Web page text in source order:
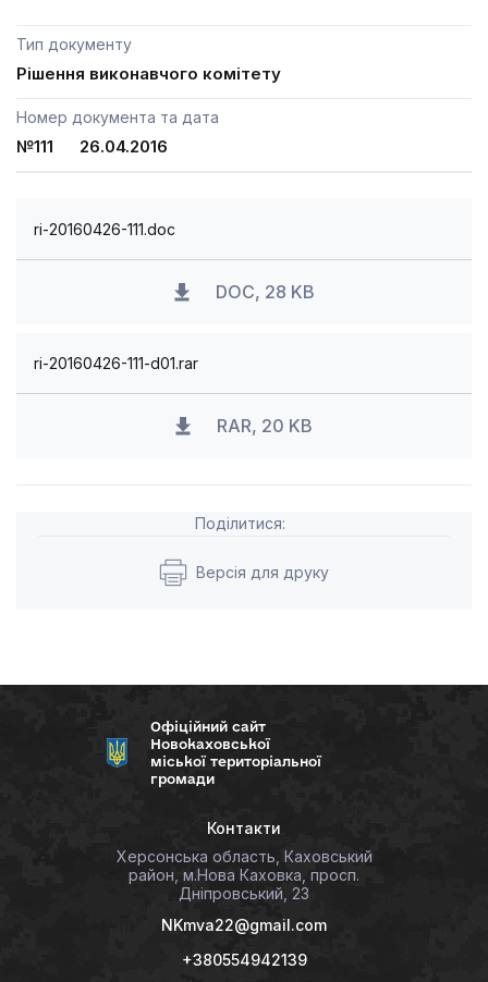
Тип документу
Рішення виконавчого комітету
Номер документа та дата
№111 26.04.2016
ri-20160426-111.doc
DOC, 28 KB
ri-20160426-111-d01.rar
RAR, 20 KB
Поділитися:
Версія для друку
Офіційний сайт
Новокаховської
міської територіальної
громади
Контакти
Херсонська область, Каховський
район, м.Нова Каховка, просп.
Дніпровський, 23
NKmva22@gmail.com
+380554942139